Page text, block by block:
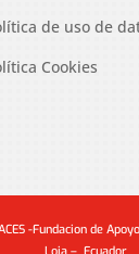
de uso de
Cookies
-Fundacion de